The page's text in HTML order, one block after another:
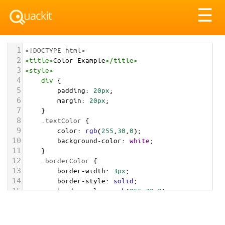
☰
1 <!DOCTYPE html>
2 <title>Color Example</title>
3 <style>
4 div {
5 padding: 20px;
6 margin: 20px;
7 }
8 .textColor {
9 color: rgb(255 30 0);
10 background-color: white;
11 }
12 .borderColor {
13 border-width: 3px;
14 border-style: solid;
15 border-color: rgb(255,30,0);